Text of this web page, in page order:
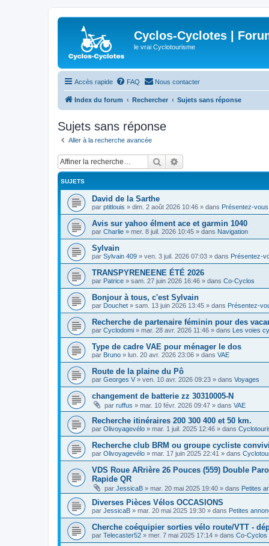
Cyclos-Cyclotes |
le vrai Cyclotourisme
Accès rapide FAQ Nous contacter
Index du forum Rechercher Sujets sans réponse
Sujets sans réponse
Aller à la recherche avancée
Rechercher
SUJETS
David de la Sarthe
par ptitlouis » dim. 2 août 2026 10:46 » dans Présentez-vous
Avis sur yahoo élment ace et garmin 1040
par Charlie » mer. 8 juil. 2026 10:45 » dans Navigation
Sylvain
par Sylvain 409 » ven. 3 juil. 2026 07:03 » dans Présentez-
TRANSPYRENEENE ÉTÉ 2026
par Patrice » sam. 27 juin 2026 16:46 » dans Co-Cyclos
Bonjour à tous, c'est Sylvain
par Douchet » sam. 13 juin 2026 13:45 » dans Présentez-
Recherche de partenaire féminin pour des
par Cyclodomi » mar. 28 avr. 2026 11:46 » dans Les voies
Type de cadre VAE pour ménager le dos
par Bruno » lun. 20 avr. 2026 23:06 » dans VAE
Route de la plaine du Pô
par Georges V » ven. 10 avr. 2026 09:23 » dans Voyages
changement de batterie zz 30310005-N
par ruffus » mar. 10 févr. 2026 09:47 » dans VAE
Recherche itinéraires 200 300 400 et 50 km.
par Olivoyagevélo » mar. 1 juil. 2025 12:46 » dans
Recherche club BRM ou groupe cycliste
par Olivoyagevélo » mar. 17 juin 2025 22:41 » dans
VDS Roue ARrière 26 Pouces (559) Double
Rapide QR
par JessicaB » mar. 20 mai 2025 19:40 » dans Petites
Diverses Pièces Vélos OCCASIONS
par JessicaB » mar. 20 mai 2025 19:30 » dans Petites
Cherche coéquipier sorties vélo route/VTT -
par Telecaster52 » mer. 7 mai 2025 17:14 » dans Co-Cyclos